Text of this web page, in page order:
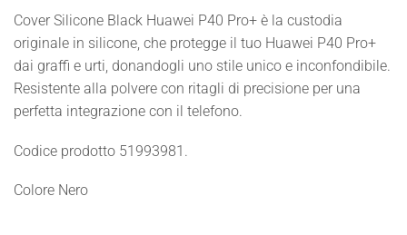
Cover Silicone Black Huawei P40 Pro+ è la custodia
originale in silicone, che protegge il tuo Huawei P40 Pro+
dai graffi e urti, donandogli uno stile unico e inconfondibile.
Resistente alla polvere con ritagli di precisione per una
perfetta integrazione con il telefono.
Codice prodotto 51993981.
Colore Nero